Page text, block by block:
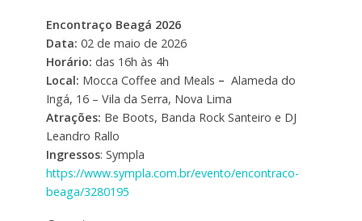
Encontraço Beagá 2026
Data: 02 de maio de 2026
Horário: das 16h às 4h
Local: Mocca Coffee and Meals – Alameda do
Ingá, 16 – Vila da Serra, Nova Lima
Atrações: Be Boots, Banda Rock Santeiro e DJ
Leandro Rallo
Ingressos: Sympla
https://www.sympla.com.br/evento/encontraco-
beaga/3280195